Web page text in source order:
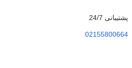
پشتیبانی 24/7
02155800664